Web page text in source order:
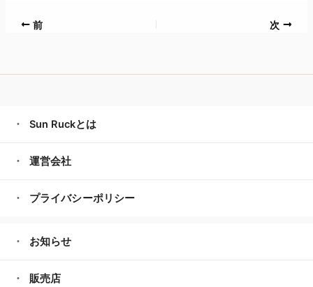
前 次
Sun Ruckとは
運営会社
プライバシーポリシー
お知らせ
販売店